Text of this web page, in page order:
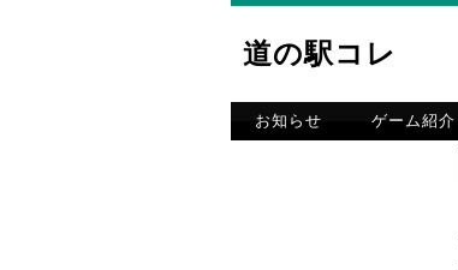
道の駅コレ
お知らせ ゲーム紹介